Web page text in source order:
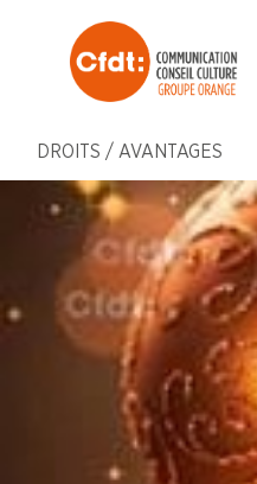
DROITS / AVANTAGES